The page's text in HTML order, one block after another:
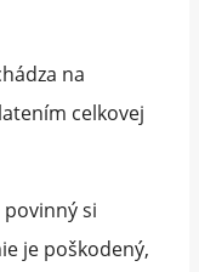
na
celkovej
si
je poškodený,